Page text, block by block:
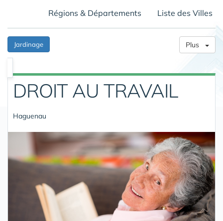
Régions & Départements Liste des Villes
Jardinage Plus
DROIT AU TRAVAIL
Haguenau